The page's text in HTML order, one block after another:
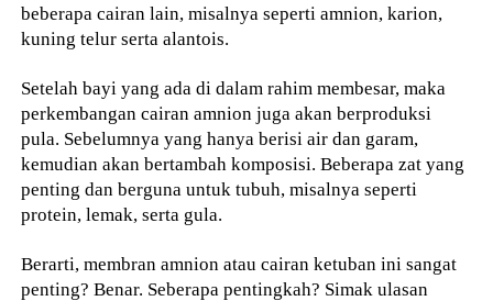
beberapa cairan lain, misalnya seperti amnion, karion,
kuning telur serta alantois.
Setelah bayi yang ada di dalam rahim membesar, maka
perkembangan cairan amnion juga akan berproduksi
pula. Sebelumnya yang hanya berisi air dan garam,
kemudian akan bertambah komposisi. Beberapa zat yang
penting dan berguna untuk tubuh, misalnya seperti
protein, lemak, serta gula.
Berarti, membran amnion atau cairan ketuban ini sangat
penting? Benar. Seberapa pentingkah? Simak ulasan